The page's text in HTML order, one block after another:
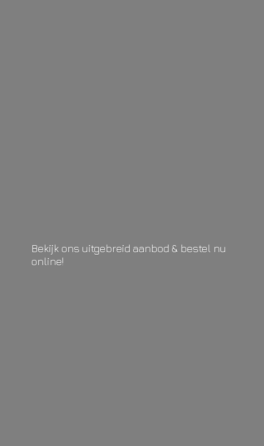
Bekijk ons uitgebreid aanbod & bestel nu
online!